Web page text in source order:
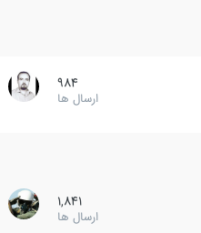
984
ارسال ها
1,841
ارسال ها